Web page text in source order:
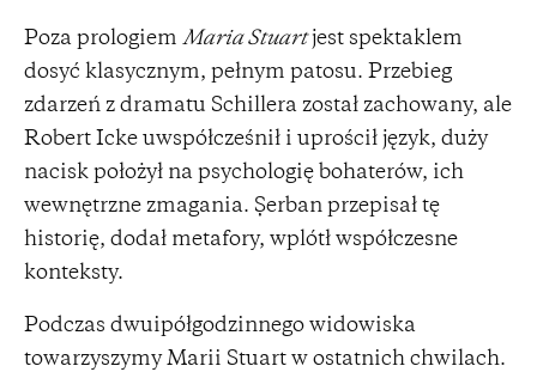
Poza prologiem Maria Stuartjest spektaklem
dosyć klasycznym, pełnym patosu. Przebieg
zdarzeń z dramatu Schillera został zachowany, ale
Robert Icke uwspółcześnił i uprościł język, duży
nacisk położył na psychologię bohaterów, ich
wewnętrzne zmagania. Șerban przepisał tę
historię, dodał metafory, wplótł współczesne
konteksty.
Podczas dwuipółgodzinnego widowiska
towarzyszymy Marii Stuart w ostatnich chwilach.